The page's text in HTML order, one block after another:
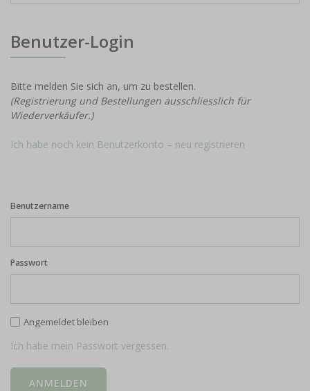
Benutzer-Login
Bitte melden Sie sich an, um zu bestellen.
(Registrierung und Bestellungen ausschliesslich für
Wiederverkäufer.)
Ich habe noch kein Benutzerkonto – neu registrieren
Benutzername
Passwort
Angemeldet bleiben
Ich habe mein Passwort vergessen.